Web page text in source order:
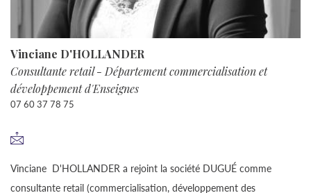
Vinciane D'HOLLANDER
Consultante retail - Département commercialisation et
développement d'Enseignes
07 60 37 78 75
Vinciane D'HOLLANDER a rejoint la société DUGUÉ comme
consultante retail (commercialisation, développement des